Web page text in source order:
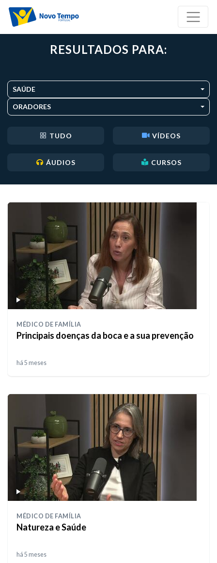
RESULTADOS PARA:
SAÚDE
ORADORES
TUDO VÍDEOS
ÁUDIOS CURSOS
MÉDICO DE FAMÍLIA
Principais doenças da boca e a sua prevenção
há 5 meses
MÉDICO DE FAMÍLIA
Natureza e Saúde
há 5 meses